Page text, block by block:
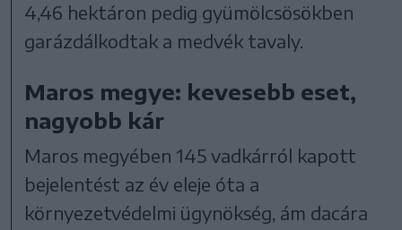
4,46 hektáron pedig gyümölcsösökben
garázdálkodtak a medvék tavaly.
Maros megye: kevesebb eset,
nagyobb kár
Maros megyében 145 vadkárról kapott
bejelentést az év eleje óta a
környezetvédelmi ügynökség, ám dacára